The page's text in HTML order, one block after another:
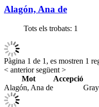
Alagón, Ana de
Tots els trobats: 1
Pàgina 1 de 1, es mostren 1
< anteriorsegüent >
Mot
Accepció
Alagón, Ana de